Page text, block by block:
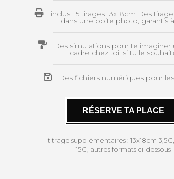
inclus : 5 tirages 13x18cm Des
dans une boite photo, garantis
Des simulations pour te imaginer
cadre chez toi, si tu le
Des fichiers numériques pour
RÉSERVE TA PLACE
titrage supplémentaires : 13x18cm
15€, autres formats ci-dessous